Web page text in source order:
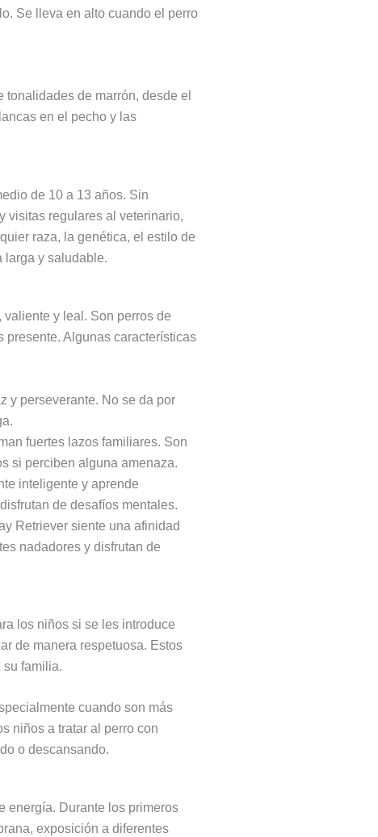
Se lleva en alto cuando el perro
de marrón, desde el
en el pecho y las
de 10 a 13 años. Sin
visitas regulares al veterinario,
raza, la genética, el estilo de
larga y saludable.
y leal. Son perros de
presente. Algunas características
y perseverante. No se da por
fuertes lazos familiares. Son
si perciben alguna amenaza.
inteligente y aprende
de desafíos mentales.
Retriever siente una afinidad
nadadores y disfrutan de
los niños si se les introduce
de manera respetuosa. Estos
su familia.
cuando son más
niños a tratar al perro con
o descansando.
energía. Durante los primeros
exposición a diferentes